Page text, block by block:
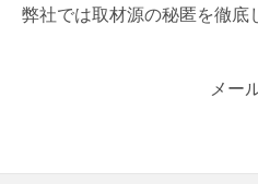
弊社では取材源の秘匿を徹底
メー